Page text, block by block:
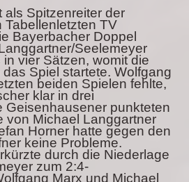
als Spitzenreiter der
Tabellenletzten TV
Bayerbacher Doppel
Seelemeyer
vier Sätzen, womit die
Spiel startete. Wolfgang
beiden Spielen fehlte,
klar in drei
Geisenhausener punkteten
von Michael Langgartner
Horner hatte gegen den
keine Probleme.
durch die Niederlage
zum 2:4-
Marx und Michael